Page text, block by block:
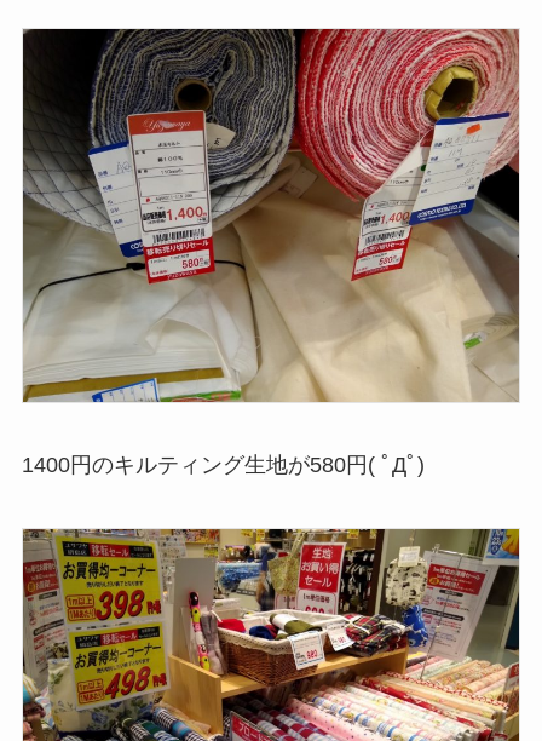
1400円のキルティング生地が580円( ﾟДﾟ)